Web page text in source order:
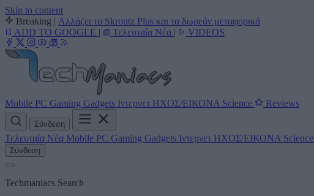
Skip to content
Breaking | Αλλάζει το Skroutz Plus και τα δωρεάν μεταφορικά
ADD TO GOOGLE | Τελευταία Νέα | VIDEOS
Mobile PC Gaming Gadgets Ιντερνετ ΗΧΟΣ/ΕΙΚΟΝΑ Science Reviews
Σύνδεση
Τελευταία Νέα Mobile PC Gaming Gadgets Ιντερνετ ΗΧΟΣ/ΕΙΚΟΝΑ Science
Σύνδεση
Techmaniacs Search